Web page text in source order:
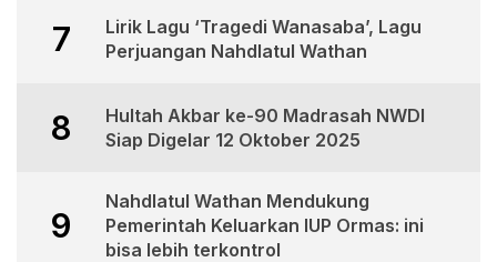
7
Lirik Lagu ‘Tragedi Wanasaba’, Lagu
Perjuangan Nahdlatul Wathan
8
Hultah Akbar ke-90 Madrasah NWDI
Siap Digelar 12 Oktober 2025
9
Nahdlatul Wathan Mendukung
Pemerintah Keluarkan IUP Ormas: ini
bisa lebih terkontrol